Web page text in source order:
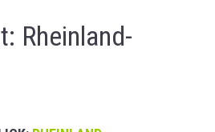
Rheinland-